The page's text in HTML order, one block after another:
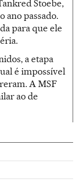
Stoebe,
ano passado.
para que ele
a etapa
é impossível
A MSF
ao de
Facebook